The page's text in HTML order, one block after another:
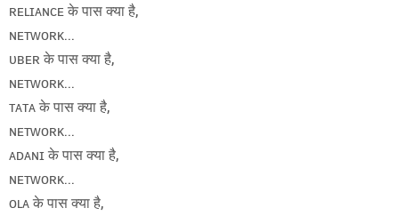
ʀᴇʟɪᴀɴᴄᴇ के पास क्या है,
ɴᴇᴛᴡᴏʀᴋ...
ᴜʙᴇʀ के पास क्या है,
ɴᴇᴛᴡᴏʀᴋ...
ᴛᴀᴛᴀ के पास क्या है,
ɴᴇᴛᴡᴏʀᴋ...
ᴀᴅᴀɴɪ के पास क्या है,
ɴᴇᴛᴡᴏʀᴋ...
ᴏʟᴀ के पास क्या है,